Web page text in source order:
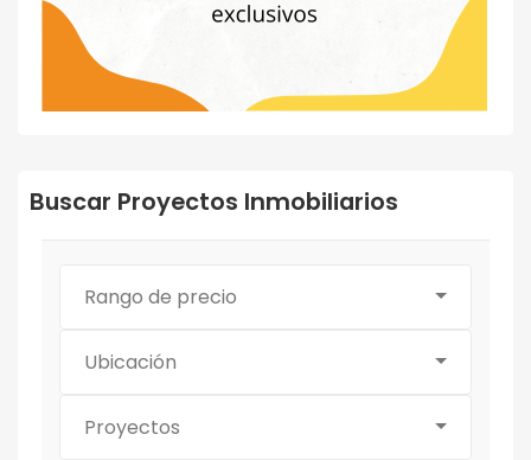
Buscar Proyectos Inmobiliarios
Rango de precio
Ubicación
Proyectos